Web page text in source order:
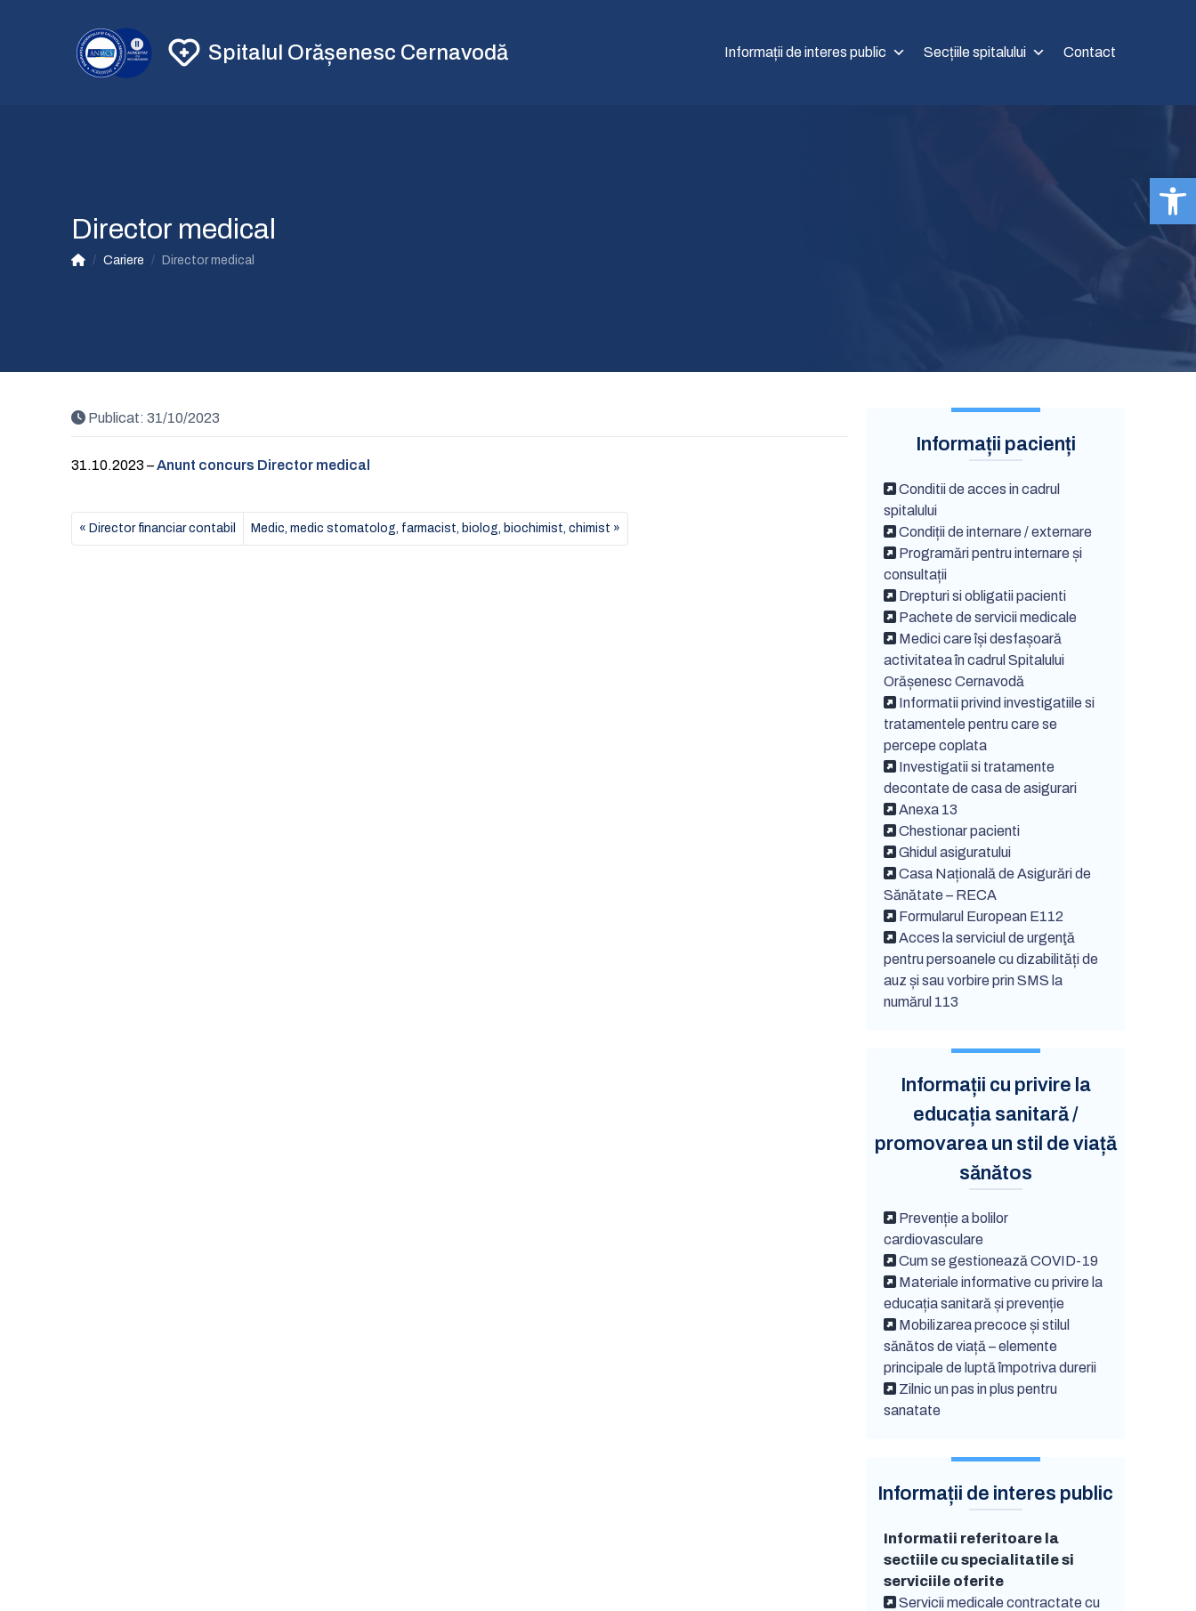
Spitalul Orășenesc Cernavodă Informații de interes public Secțiile spitalului Contact
Director medical
/ Cariere / Director medical
Publicat: 31/10/2023
31.10.2023 –Anunt concurs Director medical
Director financiar contabil Medic, medic stomatolog, farmacist, biolog, biochimist, chimist
Informații pacienți
Conditii de acces in cadrul
spitalului
Condiții de internare / externare
Programări pentru internare și
consultații
Drepturi si obligatii pacienti
Pachete de servicii medicale
Medici care își desfașoară
activitatea în cadrul Spitalului
Orășenesc Cernavodă
Informatii privind investigatiile si
tratamentele pentru care se
percepe coplata
Investigatii si tratamente
decontate de casa de asigurari
Anexa 13
Chestionar pacienti
Ghidul asiguratului
Casa Națională de Asigurări de
Sănătate – RECA
Formularul European E112
Acces la serviciul de urgenţă
pentru persoanele cu dizabilități de
auz și sau vorbire prin SMS la
numărul 113
Informații cu privire la
educația sanitară /
promovarea un stil de viață
sănătos
Prevenție a bolilor
cardiovasculare
Cum se gestionează COVID-19
Materiale informative cu privire la
educația sanitară și prevenție
Mobilizarea precoce și stilul
sănătos de viață – elemente
principale de luptă împotriva durerii
Zilnic un pas in plus pentru
sanatate
Informații de interes public
Informatii referitoare la
sectiile cu specialitatile si
serviciile oferite
Servicii medicale contractate cu